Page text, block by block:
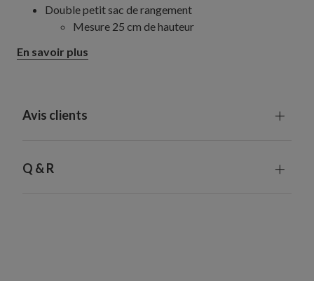
Double petit sac de rangement
Mesure 25 cm de hauteur
diamètre
En savoir plus
Avis clients
Q & R